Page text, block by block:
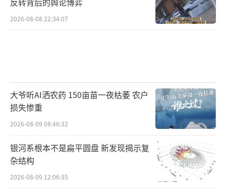
2026-08-08 22:34:07
大爷听AI洒农药 150亩苗一夜枯萎 农户
损失惨重
2026-08-09 08:46:32
银河系根本不是扁平圆盘 新发现揭示复
杂结构
2026-08-09 12:06:35